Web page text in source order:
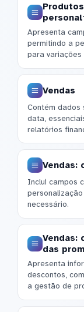
Apresenta
permitindo a
para
Vendas
Contém dados
data,
relatórios
Vendas:
Inclui campos
necessário.
Vendas:
das
Apresenta
descontos,
a gestão de